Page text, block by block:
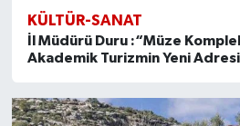
KÜLTÜR-SANAT
İl Müdürü Duru :“Müze
Akademik Turizmin Yeni